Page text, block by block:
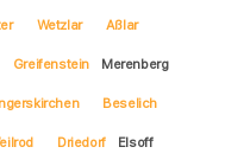
Wetzlar Aßlar
Greifenstein Merenberg
Beselich
Driedorf Elsoff